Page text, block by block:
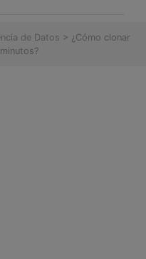
de Datos > ¿Cómo clonar